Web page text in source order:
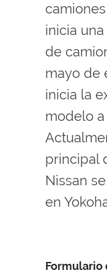
inicia
de
mayo de
inicia la
modelo
principal
Nissan
en